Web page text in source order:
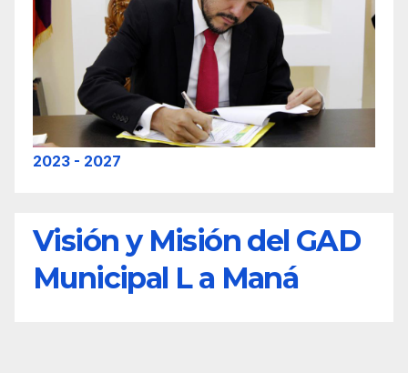
2023 - 2027
Visión y Misión del GAD
Municipal L a Maná